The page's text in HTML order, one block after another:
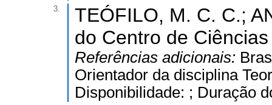
3.
TEÓFILO, M. C. C.;
do Centro de
Referências adicionais:
Orientador da disciplina
Disponibilidade: ; Duração